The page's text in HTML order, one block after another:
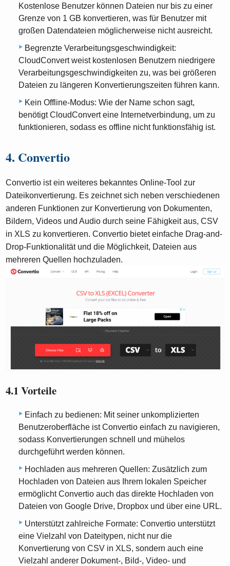
Kostenlose Benutzer können Dateien nur bis zu einer
Grenze von 1 GB konvertieren, was für Benutzer mit
großen Datendateien möglicherweise nicht ausreicht.
Begrenzte Verarbeitungsgeschwindigkeit:
CloudConvert weist kostenlosen Benutzern niedrigere
Verarbeitungsgeschwindigkeiten zu, was bei größeren
Dateien zu längeren Konvertierungszeiten führen kann.
Kein Offline-Modus: Wie der Name schon sagt,
benötigt CloudConvert eine Internetverbindung, um zu
funktionieren, sodass es offline nicht funktionsfähig ist.
4. Convertio
Convertio ist ein weiteres bekanntes Online-Tool zur
Dateikonvertierung. Es zeichnet sich neben verschiedenen
anderen Funktionen zur Konvertierung von Dokumenten,
Bildern, Videos und Audio durch seine Fähigkeit aus, CSV
in XLS zu konvertieren. Convertio bietet einfache Drag-and-
Drop-Funktionalität und die Möglichkeit, Dateien aus
mehreren Quellen hochzuladen.
4.1 Vorteile
Einfach zu bedienen: Mit seiner unkomplizierten
Benutzeroberfläche ist Convertio einfach zu navigieren,
sodass Konvertierungen schnell und mühelos
durchgeführt werden können.
Hochladen aus mehreren Quellen: Zusätzlich zum
Hochladen von Dateien aus Ihrem lokalen Speicher
ermöglicht Convertio auch das direkte Hochladen von
Dateien von Google Drive, Dropbox und über eine URL.
Unterstützt zahlreiche Formate: Convertio unterstützt
eine Vielzahl von Dateitypen, nicht nur die
Konvertierung von CSV in XLS, sondern auch eine
Vielzahl anderer Dokument-, Bild-, Video- und